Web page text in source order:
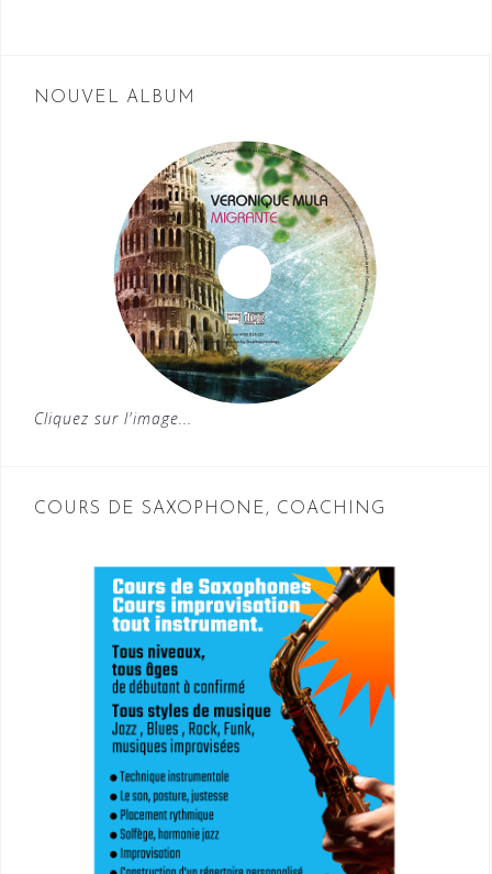
NOUVEL ALBUM
Cliquez sur l'image...
COURS DE SAXOPHONE, COACHING